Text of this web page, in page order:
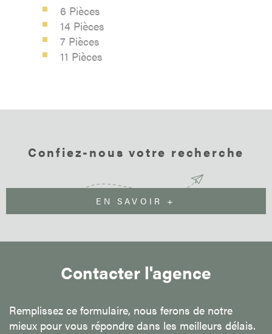
consommation énergétique excessive : classe F Les
informations sur les risques auxquels ce bien est exposé sont
disponibles sur le site Géorisques : www.georisques.gouv.fr
6 Pièces
14 Pièces
7 Pièces
11 Pièces
Confiez-nous votre recherche
EN SAVOIR +
Contacter l'agence
Remplissez ce formulaire, nous ferons de notre
mieux pour vous répondre dans les meilleurs délais.